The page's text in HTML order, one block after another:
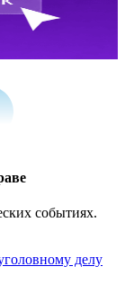
событиях.
делу